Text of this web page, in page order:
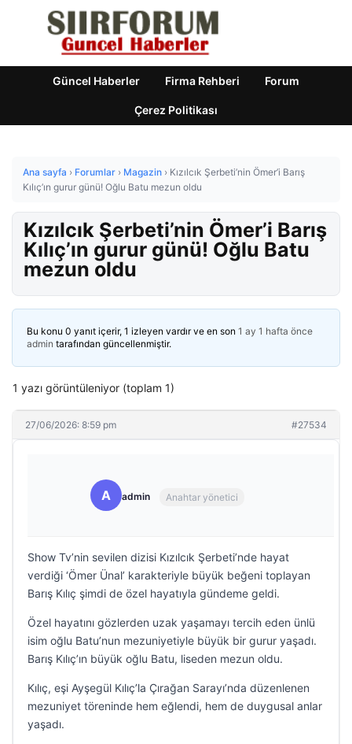
Güncel Haberler Firma Rehberi Forum
Çerez Politikası
Ana sayfa › Forumlar › Magazin › Kızılcık Şerbeti’nin Ömer’i Barış
Kılıç’ın gurur günü! Oğlu Batu mezun oldu
Kızılcık Şerbeti’nin Ömer’i Barış
Kılıç’ın gurur günü! Oğlu Batu
mezun oldu
Bu konu 0 yanıt içerir, 1 izleyen vardır ve en son 1 ay 1 hafta önce
admin tarafından güncellenmiştir.
1 yazı görüntüleniyor (toplam 1)
27/06/2026: 8:59 pm #27534
A admin Anahtar yönetici
Show Tv’nin sevilen dizisi Kızılcık Şerbeti’nde hayat
verdiği ‘Ömer Ünal’ karakteriyle büyük beğeni toplayan
Barış Kılıç şimdi de özel hayatıyla gündeme geldi.
Özel hayatını gözlerden uzak yaşamayı tercih eden ünlü
isim oğlu Batu’nun mezuniyetiyle büyük bir gurur yaşadı.
Barış Kılıç’ın büyük oğlu Batu, liseden mezun oldu.
Kılıç, eşi Ayşegül Kılıç’la Çırağan Sarayı’nda düzenlenen
mezuniyet töreninde hem eğlendi, hem de duygusal anlar
yaşadı.